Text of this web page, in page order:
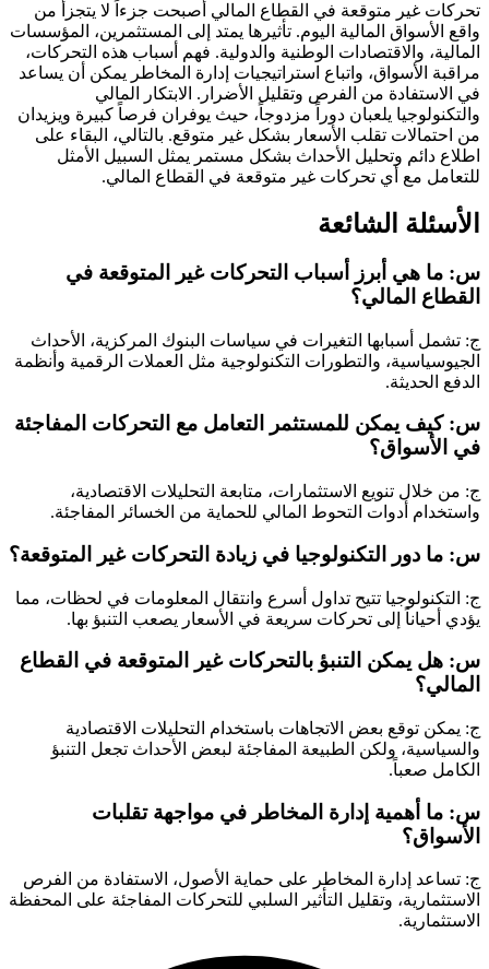
تحركات غير متوقعة في القطاع المالي أصبحت جزءاً لا يتجزأ من
واقع الأسواق المالية اليوم. تأثيرها يمتد إلى المستثمرين، المؤسسات
المالية، والاقتصادات الوطنية والدولية. فهم أسباب هذه التحركات،
مراقبة الأسواق، واتباع استراتيجيات إدارة المخاطر يمكن أن يساعد
في الاستفادة من الفرص وتقليل الأضرار. الابتكار المالي
والتكنولوجيا يلعبان دوراً مزدوجاً، حيث يوفران فرصاً كبيرة ويزيدان
من احتمالات تقلب الأسعار بشكل غير متوقع. بالتالي، البقاء على
اطلاع دائم وتحليل الأحداث بشكل مستمر يمثل السبيل الأمثل
للتعامل مع أي تحركات غير متوقعة في القطاع المالي.
الأسئلة الشائعة
س: ما هي أبرز أسباب التحركات غير المتوقعة في
القطاع المالي؟
ج: تشمل أسبابها التغيرات في سياسات البنوك المركزية، الأحداث
الجيوسياسية، والتطورات التكنولوجية مثل العملات الرقمية وأنظمة
الدفع الحديثة.
س: كيف يمكن للمستثمر التعامل مع التحركات المفاجئة
في الأسواق؟
ج: من خلال تنويع الاستثمارات، متابعة التحليلات الاقتصادية،
واستخدام أدوات التحوط المالي للحماية من الخسائر المفاجئة.
س: ما دور التكنولوجيا في زيادة التحركات غير المتوقعة؟
ج: التكنولوجيا تتيح تداول أسرع وانتقال المعلومات في لحظات، مما
يؤدي أحياناً إلى تحركات سريعة في الأسعار يصعب التنبؤ بها.
س: هل يمكن التنبؤ بالتحركات غير المتوقعة في القطاع
المالي؟
ج: يمكن توقع بعض الاتجاهات باستخدام التحليلات الاقتصادية
والسياسية، ولكن الطبيعة المفاجئة لبعض الأحداث تجعل التنبؤ
الكامل صعباً.
س: ما أهمية إدارة المخاطر في مواجهة تقلبات
الأسواق؟
ج: تساعد إدارة المخاطر على حماية الأصول، الاستفادة من الفرص
الاستثمارية، وتقليل التأثير السلبي للتحركات المفاجئة على المحفظة
الاستثمارية.